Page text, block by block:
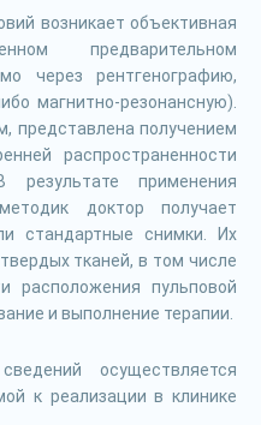
возникает объективная
предварительном
через рентгенографию,
магнитно-резонансную).
представлена получением
распространенности
результате применения
доктор получает
стандартные снимки. Их
тканей, в том числе
расположения пульповой
и выполнение терапии.
осуществляется
к реализации в клинике